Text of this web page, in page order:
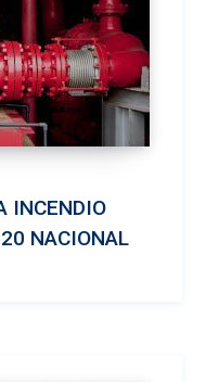
INCENDIO
NACIONAL